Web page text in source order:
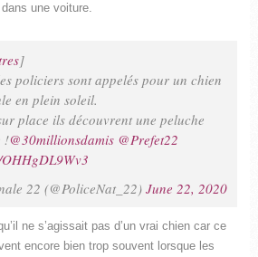
une voiture.
]
policiers sont appelés pour un chien
en plein soleil.
place ils découvrent une peluche
!@30millionsdamis @Prefet22
22 (@PoliceNat_22) June 22, 2020
ne s’agissait pas d’un vrai chien car ce
encore bien trop souvent lorsque les